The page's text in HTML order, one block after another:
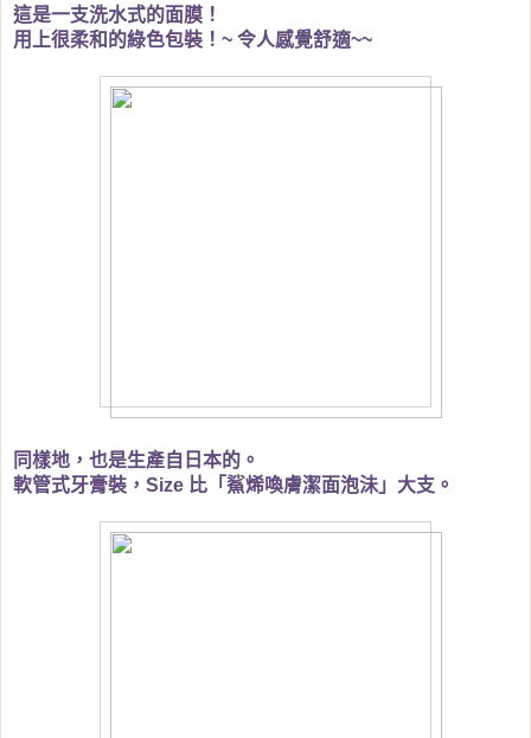
這是一支洗水式的面膜！
用上很柔和的綠色包裝！ ~ 令人感覺舒適~~
同樣地，也是生產自日本的。
軟管式牙膏裝， Size 比「鯊烯喚膚潔面泡沬」大支。